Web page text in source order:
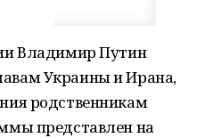
Владимир Путин
Украины и Ирана,
родственникам
представлен на